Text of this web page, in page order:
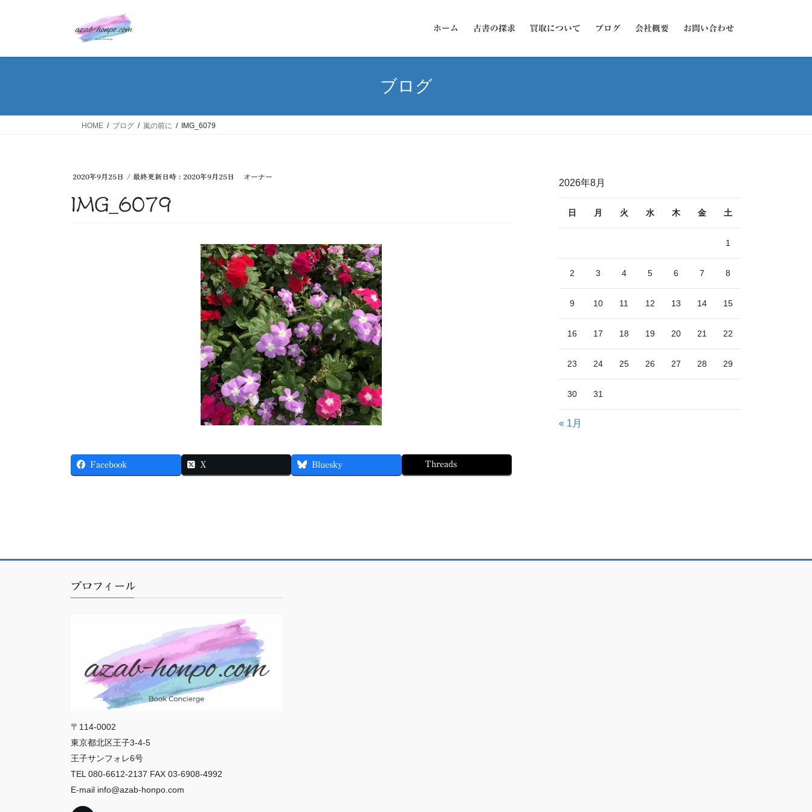
ホーム 古書の探求 買取について ブログ 会社概要 お問い合わせ
ブログ
HOME ブログ 嵐の前に IMG_6079
2020年9月25日 / 最終更新日時 : 2020年9月25日 オーナー
IMG_6079
Facebook X Bluesky Threads
2026年8月
日 月 火 水 木 金 土
1
2 3 4 5 6 7 8
9 10 11 12 13 14 15
16 17 18 19 20 21 22
23 24 25 26 27 28 29
30 31
« 1月
プロフィール
〒114-0002
東京都北区王子3-4-5
王子サンフォレ6号
TEL 080-6612-2137 FAX 03-6908-4992
E-mail info@azab-honpo.com